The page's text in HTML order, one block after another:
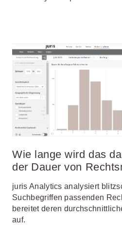
Wie lange wird das
der Dauer von
juris Analytics analysiert
Suchbegriffen passenden
bereitet deren
auf.